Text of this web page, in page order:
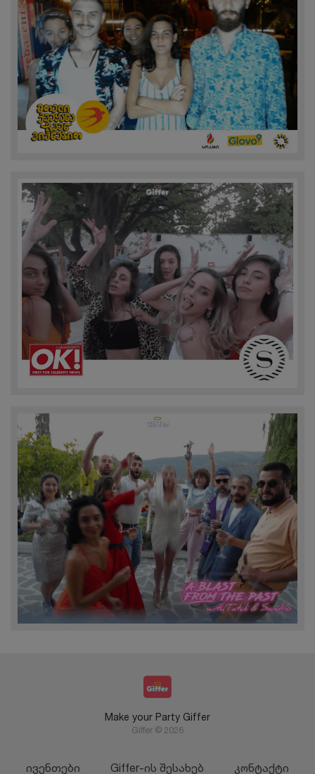
Make your Party Giffer
Giffer © 2026
ივენთები Giffer-ის შესახებ კონტაქტი